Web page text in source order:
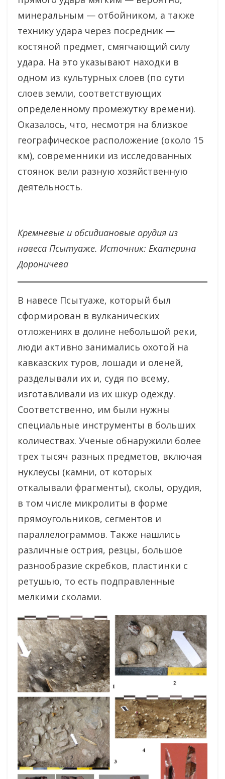
минеральным — отбойником, а также
технику удара через посредник —
костяной предмет, смягчающий силу
удара. На это указывают находки в
одном из культурных слоев (по сути
слоев земли, соответствующих
определенному промежутку времени).
Оказалось, что, несмотря на близкое
географическое расположение (около 15
км), современники из исследованных
стоянок вели разную хозяйственную
деятельность.
Кремневые и обсидиановые орудия из
навеса Псытуаже. Источник: Екатерина
Дороничева
В навесе Псытуаже, который был
сформирован в вулканических
отложениях в долине небольшой реки,
люди активно занимались охотой на
кавказских туров, лошади и оленей,
разделывали их и, судя по всему,
изготавливали из их шкур одежду.
Соответственно, им были нужны
специальные инструменты в больших
количествах. Ученые обнаружили более
трех тысяч разных предметов, включая
нуклеусы (камни, от которых
откалывали фрагменты), сколы, орудия,
в том числе микролиты в форме
прямоугольников, сегментов и
параллелограммов. Также нашлись
различные острия, резцы, большое
разнообразие скребков, пластинки с
ретушью, то есть подправленные
мелкими сколами.